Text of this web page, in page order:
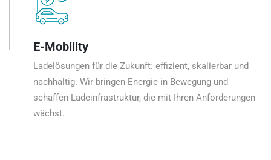
E-Mobility
Ladelösungen für die Zukunft: effizient, skalierbar und
nachhaltig. Wir bringen Energie in Bewegung und
schaffen Ladeinfrastruktur, die mit Ihren Anforderungen
wächst.